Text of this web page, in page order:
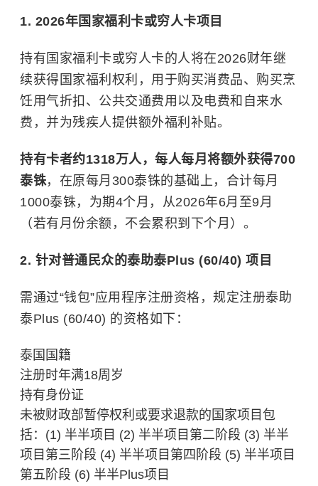
1. 2026年国家福利卡或穷人卡项目
持有国家福利卡或穷人卡的人将在2026财年继
续获得国家福利权利，用于购买消费品、购买烹
饪用气折扣、公共交通费用以及电费和自来水
费，并为残疾人提供额外福利补贴。
持有卡者约1318万人，每人每月将额外获得700
泰铢，在原每月300泰铢的基础上，合计每月
1000泰铢，为期4个月，从2026年6月至9月
（若有月份余额，不会累积到下个月）。
2. 针对普通民众的泰助泰Plus (60/40) 项目
需通过“钱包”应用程序注册资格，规定注册泰助
泰Plus (60/40) 的资格如下：
泰国国籍
注册时年满18周岁
持有身份证
未被财政部暂停权利或要求退款的国家项目包
括：(1) 半半项目 (2) 半半项目第二阶段 (3) 半半
项目第三阶段 (4) 半半项目第四阶段 (5) 半半项目
第五阶段 (6) 半半Plus项目